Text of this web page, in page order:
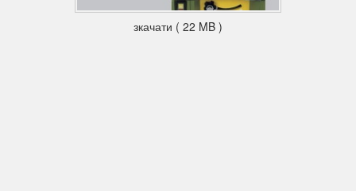
зкачати ( 22 MB )